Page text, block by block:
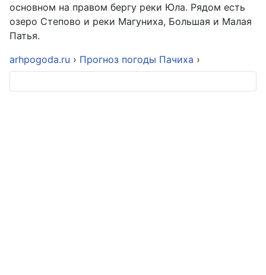
основном на правом бергу реки Юла. Рядом есть
озеро Степово и реки Магуниха, Большая и Малая
Патья.
arhpogoda.ru › Прогноз погоды Пачиха ›